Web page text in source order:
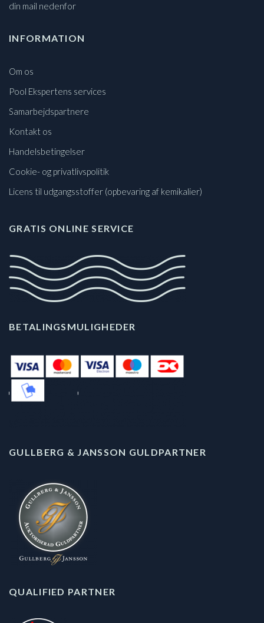
din mail nedenfor
INFORMATION
Om os
Pool Ekspertens services
Samarbejdspartnere
Kontakt os
Handelsbetingelser
Cookie- og privatlivspolitik
Licens til udgangsstoffer (opbevaring af kemikalier)
GRATIS ONLINE SERVICE
BETALINGSMULIGHEDER
GULLBERG & JANSSON GULDPARTNER
QUALIFIED PARTNER